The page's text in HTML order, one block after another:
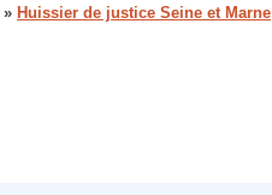
» Huissier de justice Seine et Marne